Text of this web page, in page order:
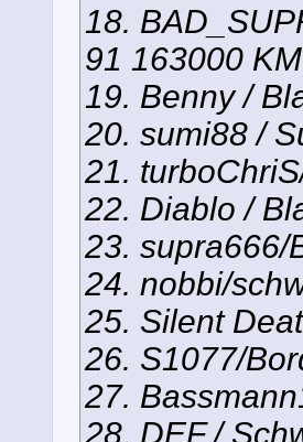
18.
91 163000 KM
19. Benny /
20. sumi88 /
21.
22. Diablo /
23. supra666/
24. nobbi/
25. Silent
26. S1077/
27.
28. DEF /